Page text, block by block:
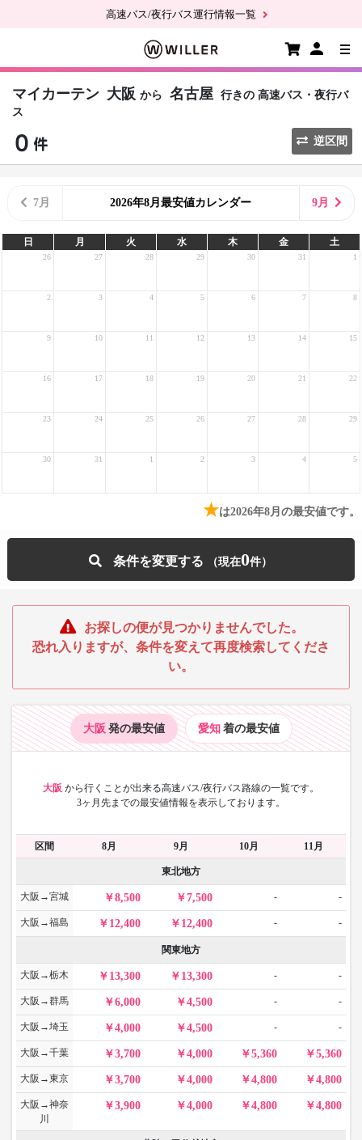
高速バス/夜行バス運行情報一覧
マイカーテン 大阪 から 名古屋 行きの 高速バス・夜行バ
ス
逆区間
7月 2026年8月最安値カレンダー 9月
日 月 火 水 木 金 土
26 27 28 29 30 31 1
2 3 4 5 6 7 8
9 10 11 12 13 14 15
16 17 18 19 20 21 22
23 24 25 26 27 28 29
30 31 1 2 3 4 5
★は2026年8月の最安値です。
条件を変更する 0
お探しの便が見つかりませんでした。
恐れ入りますが、条件を変えて再度検索してくださ
い。
大阪 発の最安値 愛知 着の最安値
大阪 から行くことが出来る高速バス/夜行バス路線の一覧です。
3ヶ月先までの最安値情報を表示しております。
区間 8月 9月 10月 11月
東北地方
大阪→宮城 8,500 7,500 - -
大阪→福島 12,400 12,400 - -
関東地方
大阪→栃木 13,300 13,300 - -
大阪→群馬 6,000 4,500 - -
大阪→埼玉 4,000 4,500 - -
大阪→千葉 3,700 4,000 5,360 5,360
大阪→東京 3,700 4,000 4,800 4,800
大阪→神奈
川
3,900 4,000 4,800 4,800